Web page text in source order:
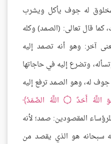
له جوف يأكل ويشرب
قال تعالى: (الصمد) وكله
آخر: وهو أنه تصمد إليه
وتضرع إليه في حاجاتها
له، وهو الصمد ترفع إليه
اللَّهُ أَحَدٌ۝
اللَّهُ الصَّمَدُ
تقول للرؤساء المقصودين: صمد؛ لأنه
سبحانه هو الذي يقصد من